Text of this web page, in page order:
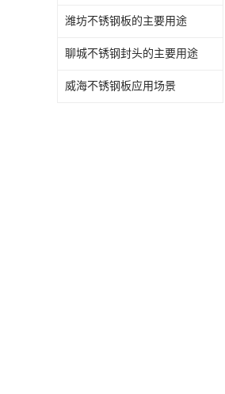
潍坊不锈钢板的主要用途
聊城不锈钢封头的主要用途
威海不锈钢板应用场景